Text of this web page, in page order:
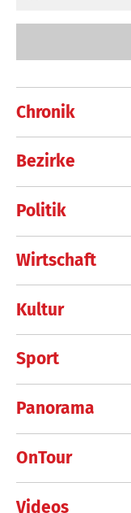
Chronik
Bezirke
Politik
Wirtschaft
Kultur
Sport
Panorama
OnTour
Videos